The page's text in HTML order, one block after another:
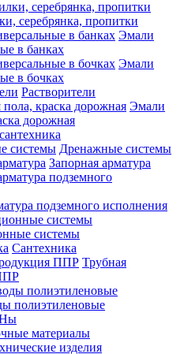
серебрянка, пропитки
Эмали
в банках
Эмали
в бочках
Растворители
Эмали
дорожная
Дренажные системы
Запорная арматура
подземного исполнения
системы
Сантехника
Трубная
полиэтиленовые
материалы